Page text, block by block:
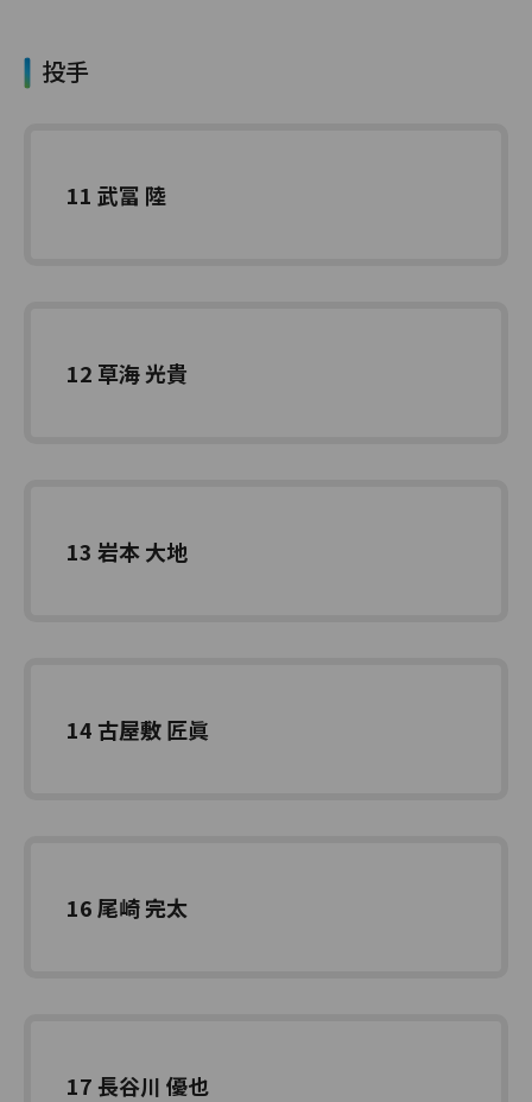
投手
11 武冨 陸
12 草海 光貴
13 岩本 大地
14 古屋敷 匠眞
16 尾崎 完太
17 長谷川 優也